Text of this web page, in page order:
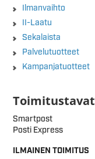
Ilmanvaihto
II-Laatu
Sekalaista
Palvelutuotteet
Kampanjatuotteet
Toimitustavat
Smartpost
Posti Express
ILMAINEN TOIMITUS